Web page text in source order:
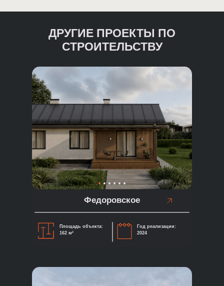
Федоровское
Год реализации:
2024
Площадь объекта:
162 м²
ДРУГИЕ ПРОЕКТЫ ПО
СТРОИТЕЛЬСТВУ